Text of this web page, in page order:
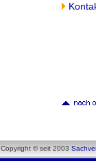
Copyright © seit 2003